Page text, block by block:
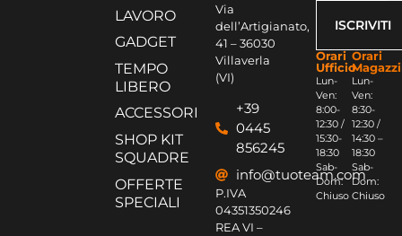
LAVORO
GADGET
TEMPO
LIBERO
ACCESSORI
SHOP KIT
SQUADRE
OFFERTE
SPECIALI
Via
dell’Artigianato,
41 – 36030
Villaverla
(VI)
+39
0445
856245
info@tuoteam.com
P.IVA
04351350246
REA VI –
ISCRIVITI
Orari
Ufficio
Lun-
Ven:
8:00-
12:30 /
15:30-
18:30
Sab-
Dom:
Chiuso
Orari
Lun-
Ven:
8:30-
12:30 /
14:30 –
18:30
Sab-
Dom:
Chiuso